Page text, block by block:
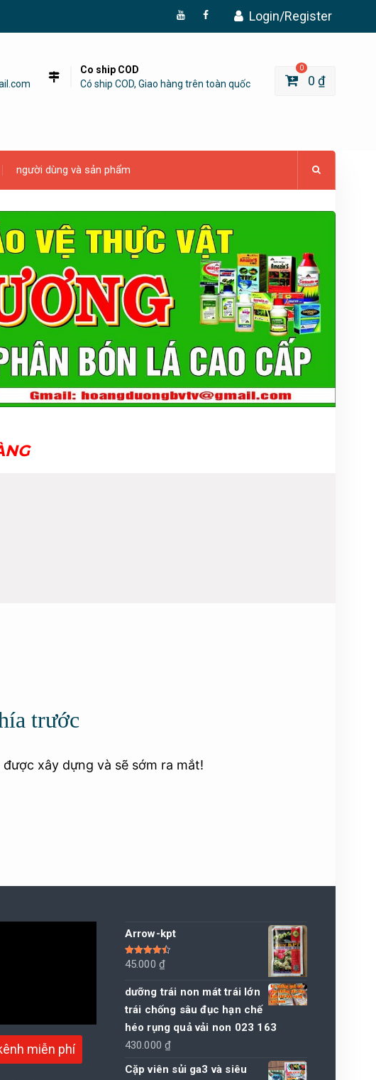
Login/Register
Co ship COD
Có ship COD, Giao hàng trên toàn quốc
0
0 ₫
người dùng và sản phẩm
trước
xây dựng và sẽ sớm ra mắt!
miễn phí
Arrow-kpt
Được xếp
hạng4.50
45.000 ₫
dưỡng trái non mát trái lớn
trái chống sâu đục hạn chế
héo rụng quả vải non 023 163
430.000₫
Cặp viên sủi ga3 và siêu